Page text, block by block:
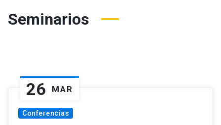
Seminarios
26 MAR
Conferencias